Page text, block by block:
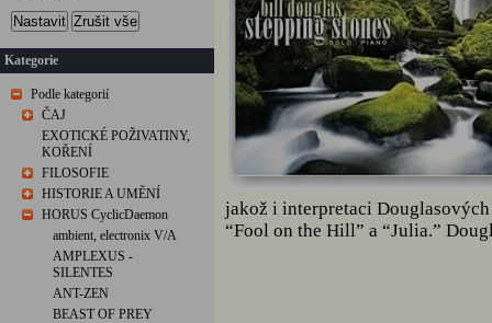
Nastavit Zrušit vše
Kategorie
Podle kategorií
ČAJ
EXOTICKÉ POŽIVATINY,
KOŘENÍ
FILOSOFIE
HISTORIE A UMĚNÍ
HORUS CyclicDaemon
ambient, electronix V/A
AMPLEXUS -
SILENTES
ANT-ZEN
BEAST OF PREY
jakož i interpretaci
“Fool on the Hill” a “Julia.”